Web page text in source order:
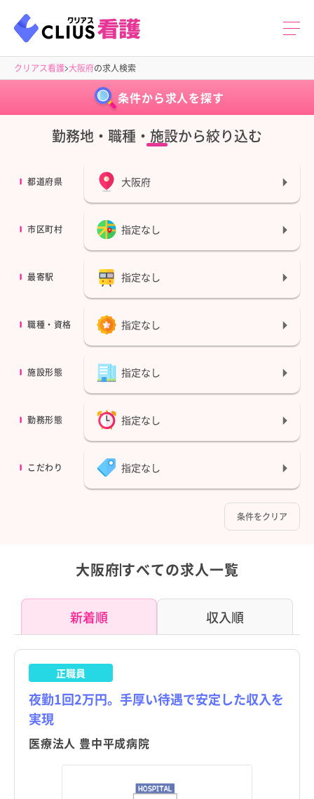
クリアス看護 大阪府の求人検索
条件から求人を探す
勤務地・職種・施設から絞り込む
都道府県 大阪府
市区町村 指定なし
最寄駅 指定なし
職種・資格 指定なし
施設形態 指定なし
勤務形態 指定なし
こだわり 指定なし
条件をクリア
大阪府すべての求人一覧
新着順 収入順
正職員
夜勤1回2万円。手厚い待遇で安定した収入を
実現
医療法人 豊中平成病院